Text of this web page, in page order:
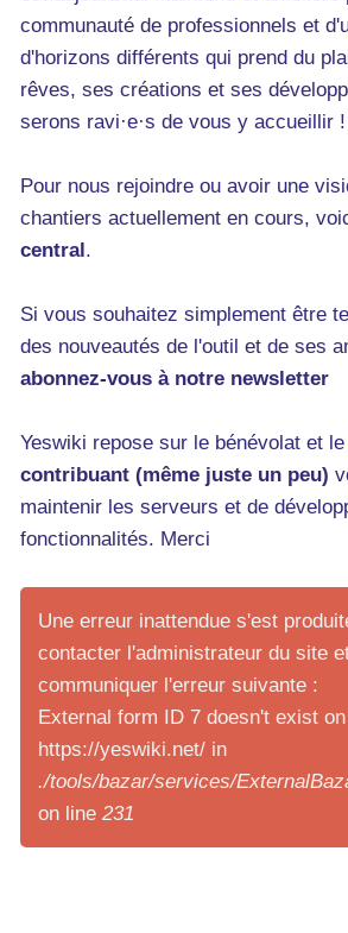
communauté de professionnels et
d'horizons différents qui prend du
rêves, ses créations et ses
serons ravi·e·s de vous y accueillir !
Pour nous rejoindre ou avoir une
chantiers actuellement en cours,
central.
Si vous souhaitez simplement être
des nouveautés de l'outil et de ses
abonnez-vous à notre newsletter
Yeswiki repose sur le bénévolat et le
contribuant (même juste un peu)
maintenir les serveurs et de
fonctionnalités. Merci
Une erreur inattendue s'est
contacter l'administrateur du site
communiquer l'erreur suivante :
External form ID 7 doesn't exist
https://yeswiki.net/ in
./tools/bazar/services/
on line 231